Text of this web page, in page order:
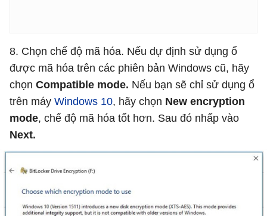
8. Chọn chế độ mã hóa. Nếu dự định sử dụng ổ
được mã hóa trên các phiên bản Windows cũ, hãy
chọn Compatible mode. Nếu bạn sẽ chỉ sử dụng ổ
trên máy Windows 10, hãy chọn New encryption
mode, chế độ mã hóa tốt hơn. Sau đó nhấp vào
Next.